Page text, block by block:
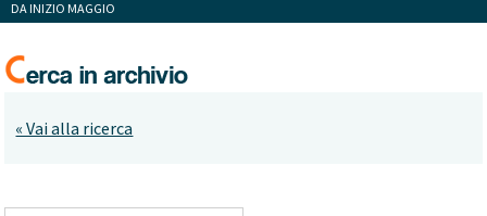
DA INIZIO MAGGIO
« Vai alla ricerca